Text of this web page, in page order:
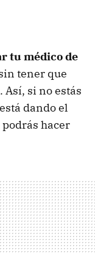
tu médico de
tener que
si no estás
dando el
hacer